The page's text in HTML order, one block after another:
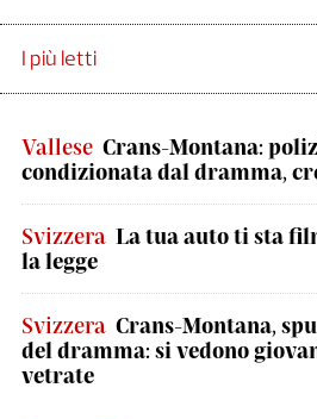
I più letti
Vallese Crans-Montana:
condizionata dal dramma,
Svizzera La tua auto ti sta
la legge
Svizzera Crans-Montana,
del dramma: si vedono
vetrate